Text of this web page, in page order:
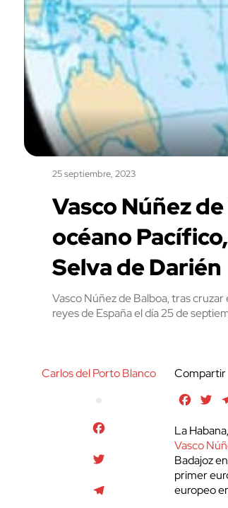
25 septiembre, 2023
Vasco Núñez
océano
Selva de Darién
Vasco Núñez de Balboa, tras
reyes de España el día 25 de
Carlos del Porto Blanco
Compartir
La
Vasco
Badajoz
primer
europeo